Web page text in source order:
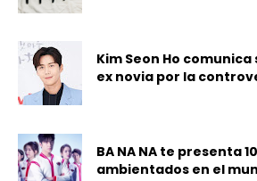
Kim Seon Ho comunica
ex novia por la
BA NA NA te presenta
ambientados en el